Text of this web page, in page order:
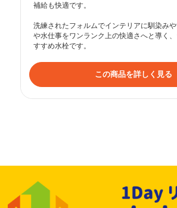
補給も快適です。
洗練されたフォルムでインテリアに馴染み
や水仕事をワンランク上の快適さへと導く
すすめ水栓です。
この商品を詳しく見る